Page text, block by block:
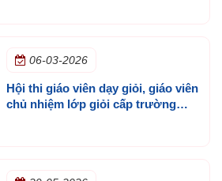
06-03-2026
Hội thi giáo viên dạy giỏi, giáo viên
chủ nhiệm lớp giỏi cấp trường